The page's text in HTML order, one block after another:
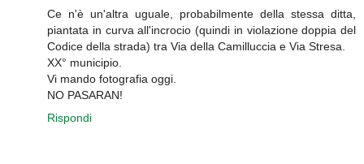
Ce n'è un'altra uguale, probabilmente della stessa ditta,
piantata in curva all'incrocio (quindi in violazione doppia del
Codice della strada) tra Via della Camilluccia e Via Stresa.
XX° municipio.
Vi mando fotografia oggi.
NO PASARAN!
Rispondi